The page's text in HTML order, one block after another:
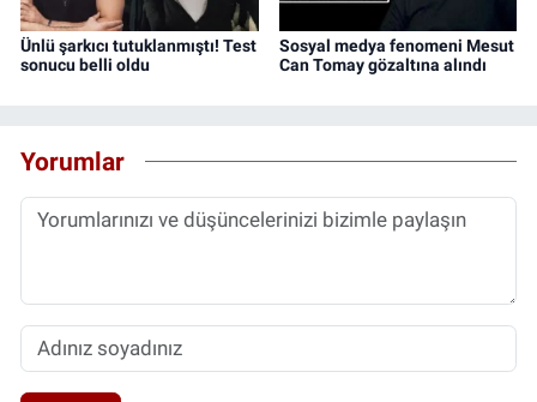
Ünlü şarkıcı tutuklanmıştı! Test
sonucu belli oldu
Sosyal medya fenomeni Mesut
Can Tomay gözaltına alındı
Yorumlar